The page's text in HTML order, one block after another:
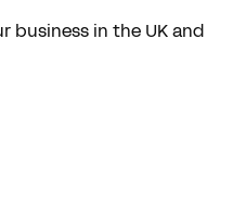
business in the UK and